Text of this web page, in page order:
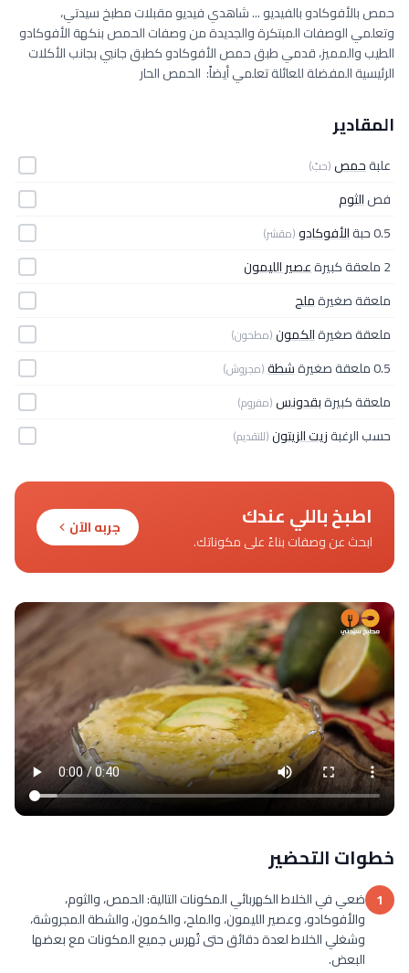
حمص بالأفوكادو بالفيديو ... شاهدي فيديو مقبلات مطبخ سيدتي،
وتعلمي الوصفات المبتكرة والجديدة من وصفات الحمص بنكهة الأفوكادو
الطيب والمميز، قدمي طبق حمص الأفوكادو كطبق جانبي بجانب الأكلات
الرئيسية المفضلة للعائلة تعلمي أيضاً: الحمص الحار
المقادير
علبةحمص(حبّ)
فصالثوم
0.5 حبة
الأفوكادو(مقشر)
2 ملعقة كبيرة
عصير الليمون
ملعقة صغيرةملح
ملعقة صغيرةالكمون(مطحون)
0.5 ملعقة صغيرة شطة(مجروش)
ملعقة كبيرةبقدونس(مفروم)
حسب الرغبةزيت الزيتون(للتقديم)
اطبخ باللي عندك
ابحث عن وصفات بناءً على مكوناتك.
جربه الآن
خطوات التحضير
1 ضعي في الخلاط الكهربائي المكونات التالية: الحمص، والثوم،
والأفوكادو، وعصير الليمون، والملح، والكمون، والشطة المجروشة،
وشغلي الخلاط لعدة دقائق حتى تُهرس جميع المكونات مع بعضها
البعض.